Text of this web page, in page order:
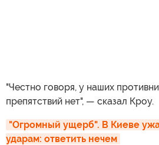
"Честно говоря, у наших
препятствий нет", — сказал Кроу.
"Огромный ущерб". В Киеве
ударам: ответить нечем